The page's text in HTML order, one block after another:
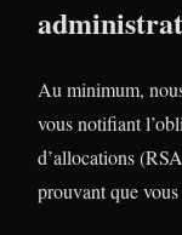
Au minimum,
vous notifiant
d’allocations
prouvant que vous